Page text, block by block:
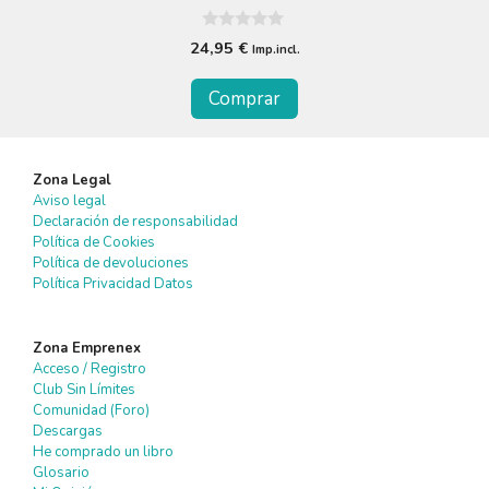
0
d
24,95 € Imp.incl.
Comprar
Zona Legal
Aviso legal
Declaración de responsabilidad
Política de Cookies
Política de devoluciones
Política Privacidad Datos
Zona Emprenex
Acceso / Registro
Club Sin Límites
Comunidad (Foro)
Descargas
He comprado un libro
Glosario